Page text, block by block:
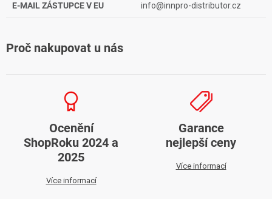
E-MAIL ZÁSTUPCE V EU info@innpro-distributor.cz
Proč nakupovat u nás
Ocenění
ShopRoku 2024 a
2025
Více informací
Garance
nejlepší ceny
Více informací